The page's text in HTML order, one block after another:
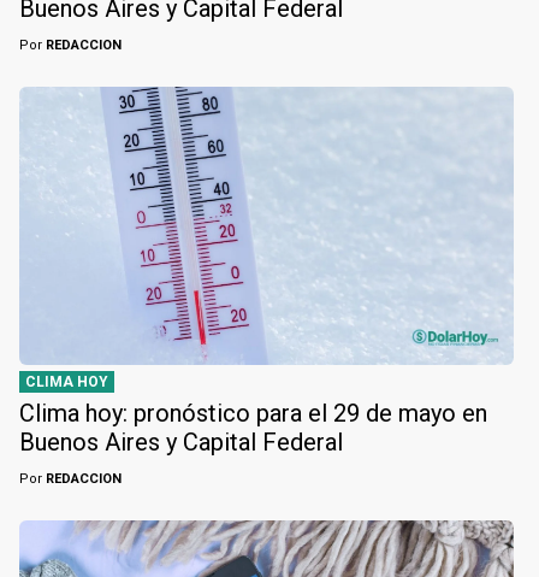
Buenos Aires y Capital Federal
Por REDACCION
CLIMA HOY
Clima hoy: pronóstico para el 29 de mayo en
Buenos Aires y Capital Federal
Por REDACCION